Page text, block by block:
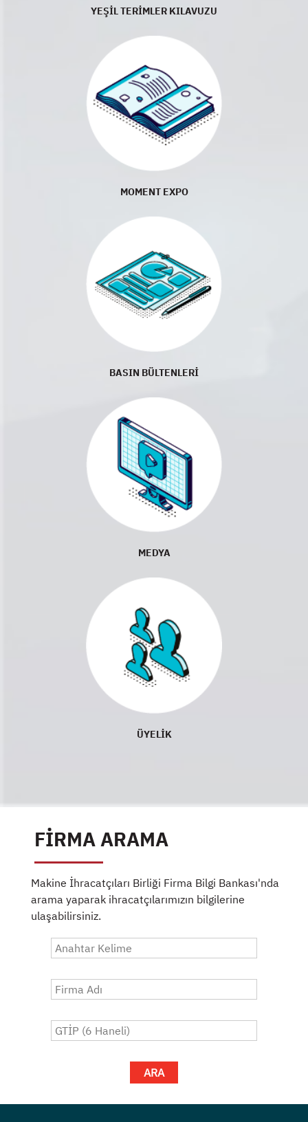
YEŞİL TERİMLER KILAVUZU
MOMENT EXPO
BASIN BÜLTENLERİ
MEDYA
ÜYELİK
FİRMA ARAMA
Makine İhracatçıları Birliği Firma Bilgi Bankası'nda
arama yaparak ihracatçılarımızın bilgilerine
ulaşabilirsiniz.
ARA